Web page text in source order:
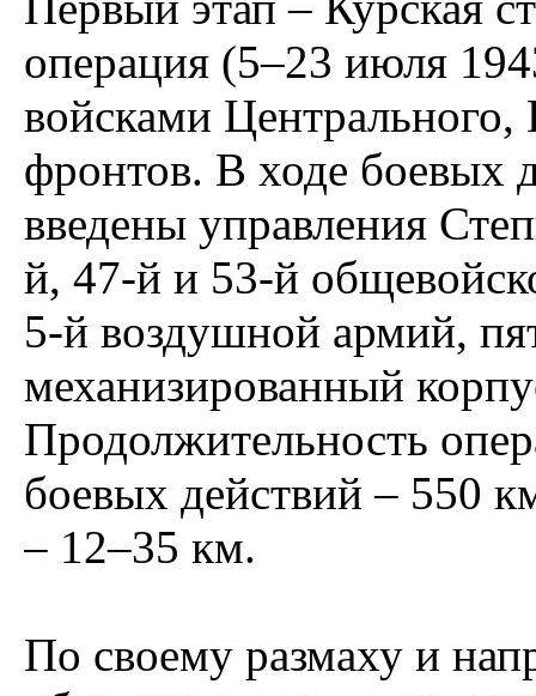
операция (5–23 июля
войсками
фронтов. В ходе боевых
введены управления
й, 47-й и 53-й
5-й воздушной армий,
механизированный
Продолжительность
боевых действий – 550
– 12–35 км.
По своему размаху и